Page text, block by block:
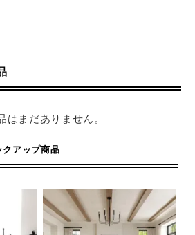
はまだありません。
クアップ商品